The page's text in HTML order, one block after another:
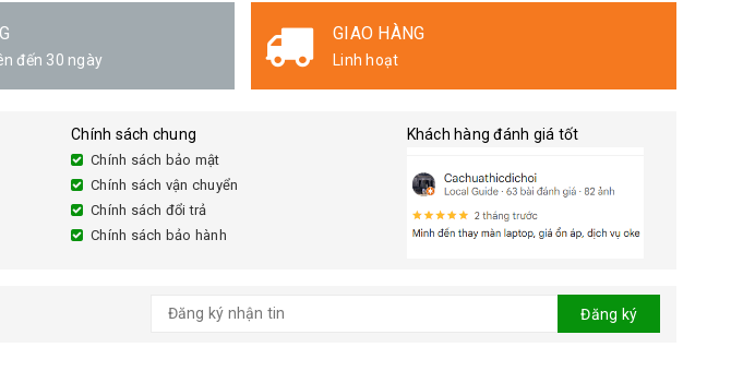
đến 30 ngày
GIAO HÀNG
Linh hoạt
Chính sách chung
Chính sách bảo mật
Chính sách vận chuyển
Chính sách đổi trả
Chính sách bảo hành
Khách hàng đánh giá tốt
Đăng ký